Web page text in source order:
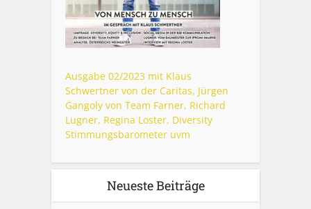
Ausgabe 02/2023 mit Klaus
Schwertner von der Caritas, Jürgen
Gangoly von Team Farner, Richard
Lugner, Regina Loster, Diversity
Stimmungsbarometer uvm
Neueste Beiträge